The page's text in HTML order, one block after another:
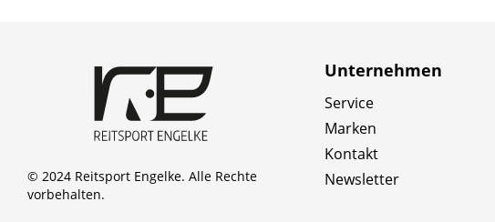
© 2024 Reitsport Engelke. Alle Rechte
vorbehalten.
Unternehmen
Service
Marken
Kontakt
Newsletter